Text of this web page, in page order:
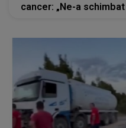
cancer: „Ne-a